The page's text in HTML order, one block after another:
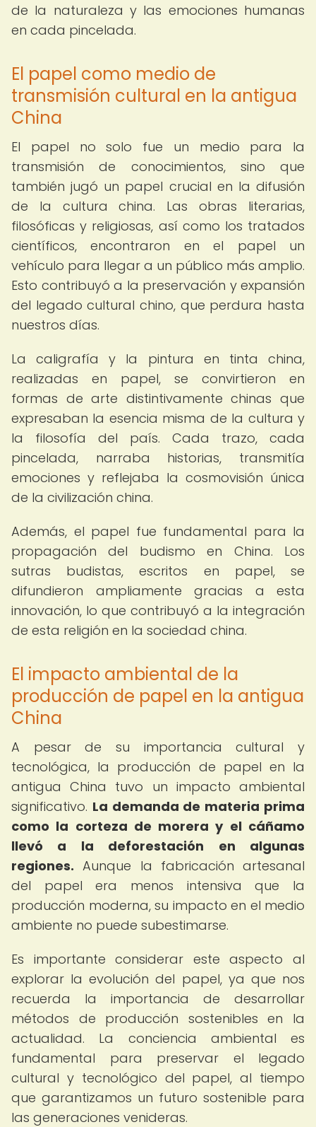
de la naturaleza y las emociones humanas
en cada pincelada.
El papel como medio de
transmisión cultural en la antigua
China
El papel no solo fue un medio para la
transmisión de conocimientos, sino que
también jugó un papel crucial en la difusión
de la cultura china. Las obras literarias,
filosóficas y religiosas, así como los tratados
científicos, encontraron en el papel un
vehículo para llegar a un público más amplio.
Esto contribuyó a la preservación y expansión
del legado cultural chino, que perdura hasta
nuestros días.
La caligrafía y la pintura en tinta china,
realizadas en papel, se convirtieron en
formas de arte distintivamente chinas que
expresaban la esencia misma de la cultura y
la filosofía del país. Cada trazo, cada
pincelada, narraba historias, transmitía
emociones y reflejaba la cosmovisión única
de la civilización china.
Además, el papel fue fundamental para la
propagación del budismo en China. Los
sutras budistas, escritos en papel, se
difundieron ampliamente gracias a esta
innovación, lo que contribuyó a la integración
de esta religión en la sociedad china.
El impacto ambiental de la
producción de papel en la antigua
China
A pesar de su importancia cultural y
tecnológica, la producción de papel en la
antigua China tuvo un impacto ambiental
significativo. La demanda de materia prima
como la corteza de morera y el cáñamo
llevó a la deforestación en algunas
regiones. Aunque la fabricación artesanal
del papel era menos intensiva que la
producción moderna, su impacto en el medio
ambiente no puede subestimarse.
Es importante considerar este aspecto al
explorar la evolución del papel, ya que nos
recuerda la importancia de desarrollar
métodos de producción sostenibles en la
actualidad. La conciencia ambiental es
fundamental para preservar el legado
cultural y tecnológico del papel, al tiempo
que garantizamos un futuro sostenible para
las generaciones venideras.